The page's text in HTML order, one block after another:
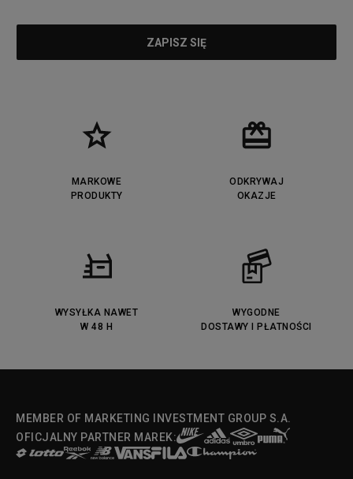
MARKOWE
PRODUKTY
ODKRYWAJ
OKAZJE
WYSYŁKA NAWET
W 48 H
WYGODNE
DOSTAWY I PŁATNOŚCI
MEMBER OF MARKETING INVESTMENT GROUP S.A.
OFICJALNY PARTNER MAREK: